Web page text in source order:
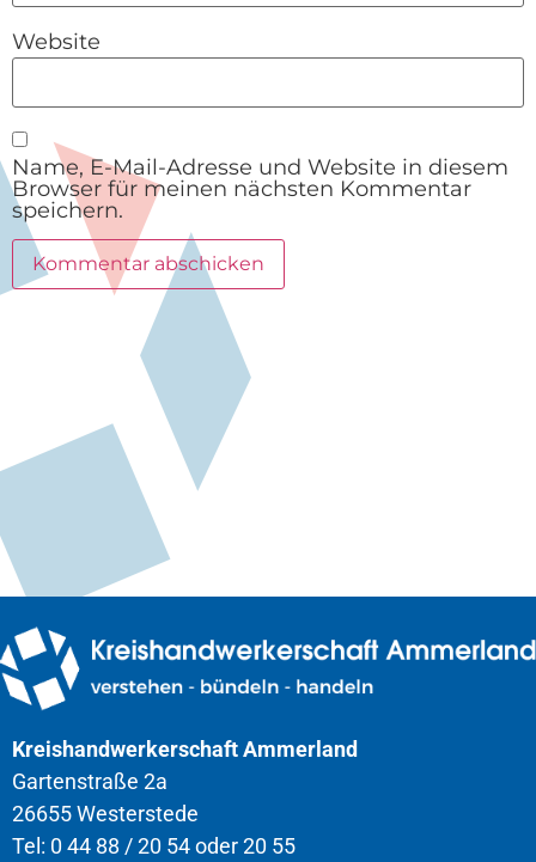
Website
Name, E-Mail-Adresse und Website in diesem
Browser für meinen nächsten Kommentar
speichern.
Kreishandwerkerschaft Ammerland
Gartenstraße 2a
26655 Westerstede
Tel: 0 44 88 / 20 54 oder 20 55